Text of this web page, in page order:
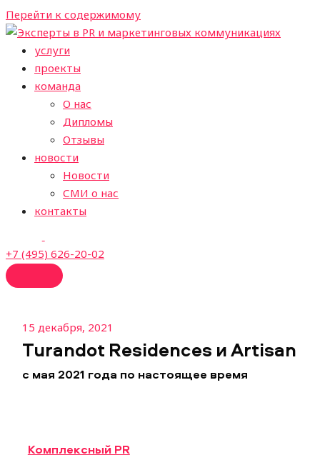
Перейти к содержимому
услуги
проекты
команда
О нас
Дипломы
Отзывы
новости
Новости
СМИ о нас
контакты
+7 (495) 626-20-02
15 декабря, 2021
Turandot Residences и Artisan
с мая 2021 года по настоящее время
Комплексный PR